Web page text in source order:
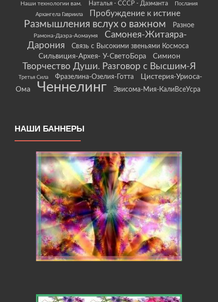
Наши технологии вам.
Наталья - СССР - Даэманта
Послания
Архангела Гавриила
Пробуждение к истине
Размышления вслух о важном Разное
Рамона-Даэра-Аомаумя
Самонея-Житаяра-
Дарония
Связь с Высокими звеньями Космоса
Сильвиция-Архея- У-СветоБора Симион
Творчество Души. Разговор с Высшим-Я
Третья Сила Фразелина-Озелия-Готта
Цистерия-Уриоса-
Ома
Ченнелинг Эвисома-Мия-КалиВсеУсра
НАШИ БАННЕРЫ